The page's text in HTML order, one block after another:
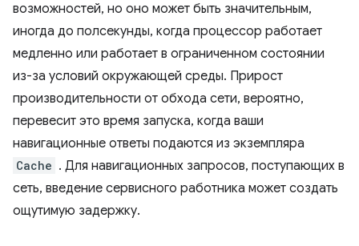
возможностей, но оно может быть значительным,
иногда до полсекунды, когда процессор работает
медленно или работает в ограниченном состоянии
из-за условий окружающей среды. Прирост
производительности от обхода сети, вероятно,
перевесит это время запуска, когда ваши
навигационные ответы подаются из экземпляра
Cache . Для навигационных запросов, поступающих в
сеть, введение сервисного работника может создать
ощутимую задержку.